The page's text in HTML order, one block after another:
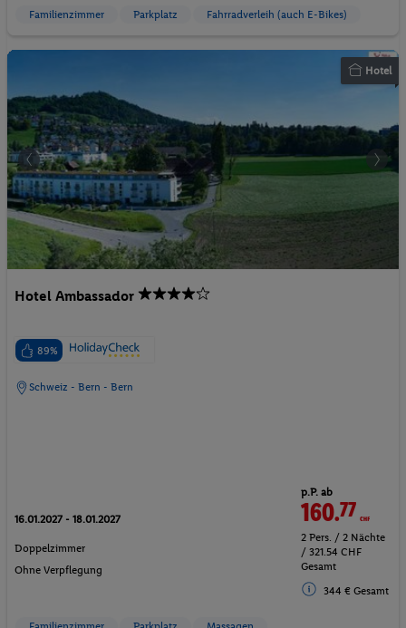
Familienzimmer Parkplatz Fahrradverleih (auch E-Bikes)
Hotel
Hotel Ambassador
89%
Schweiz - Bern - Bern
16.01.2027 - 18.01.2027
Doppelzimmer
Ohne Verpflegung
p.P. ab
160.77CHF
2 Pers. / 2 Nächte
/ 321.54 CHF
Gesamt
344 € Gesamt